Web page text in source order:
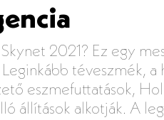
2021? Ez egy
téveszmék,
eszmefuttatások,
állítások alkotják. A